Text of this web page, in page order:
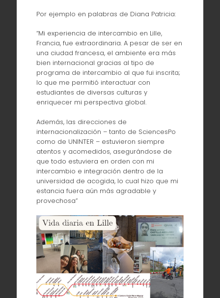
Por ejemplo en palabras de Diana Patricia:
“Mi experiencia de intercambio en Lille,
Francia, fue extraordinaria. A pesar de ser en
una ciudad francesa, el ambiente era más
bien internacional gracias al tipo de
programa de intercambio al que fui inscrita;
lo que me permitió interactuar con
estudiantes de diversas culturas y
enriquecer mi perspectiva global.
Además, las direcciones de
internacionalización – tanto de SciencesPo
como de UNINTER – estuvieron siempre
atentos y acomedidos, asegurándose de
que todo estuviera en orden con mi
intercambio e integración dentro de la
universidad de acogida, lo cual hizo que mi
estancia fuera aún más agradable y
provechosa”